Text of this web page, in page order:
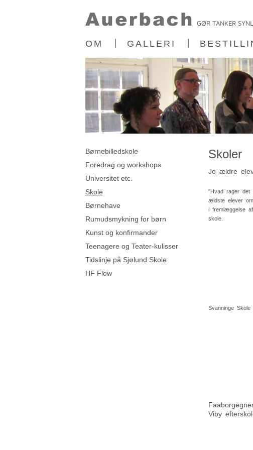
OM GALLERI
Børnebilledskole
Foredrag og workshops
Universitet etc.
Skole
Børnehave
Rumudsmykning for børn
Kunst og konfirmander
Teenagere og Teater-kulisser
Tidslinje på Sjølund Skole
HF Flow
Skoler
Jo ældre
"Hvad rager det
ældste elever
i fremlæggelse
skole.
Svanninge Skole
Viby